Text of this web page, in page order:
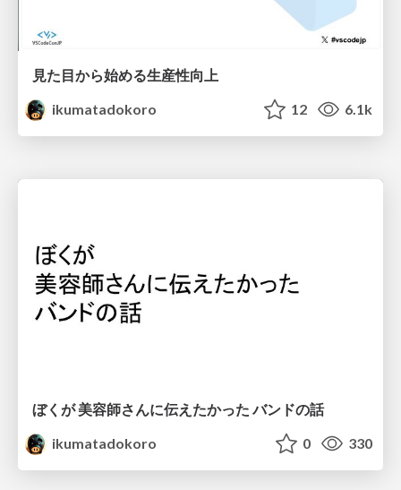
見た目から始める生産性向上
ikumatadokoro
12 6.1k
ぼくが 美容師さんに伝えたかった バンドの話
ikumatadokoro
0 330